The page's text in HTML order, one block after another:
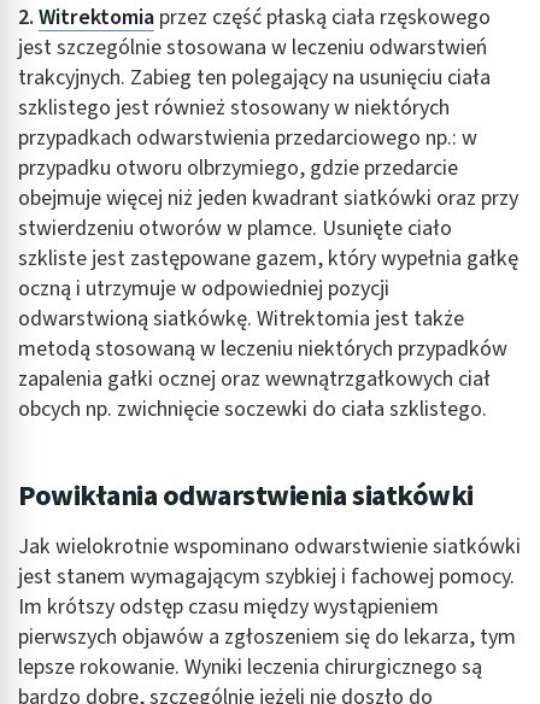
2.Witrektomia przez część płaską ciała rzęskowego
jest szczególnie stosowana w leczeniu odwarstwień
trakcyjnych. Zabieg ten polegający na usunięciu ciała
szklistego jest również stosowany w niektórych
przypadkach odwarstwienia przedarciowego np.: w
przypadku otworu olbrzymiego, gdzie przedarcie
obejmuje więcej niż jeden kwadrant siatkówki oraz przy
stwierdzeniu otworów w plamce. Usunięte ciało
szkliste jest zastępowane gazem, który wypełnia gałkę
oczną i utrzymuje w odpowiedniej pozycji
odwarstwioną siatkówkę. Witrektomia jest także
metodą stosowaną w leczeniu niektórych przypadków
zapalenia gałki ocznej oraz wewnątrzgałkowych ciał
obcych np. zwichnięcie soczewki do ciała szklistego.
Powikłania odwarstwienia siatkówki
Jak wielokrotnie wspominano odwarstwienie siatkówki
jest stanem wymagającym szybkiej i fachowej pomocy.
Im krótszy odstęp czasu między wystąpieniem
pierwszych objawów a zgłoszeniem się do lekarza, tym
lepsze rokowanie. Wyniki leczenia chirurgicznego są
bardzo dobre, szczególnie jeżeli nie doszło do